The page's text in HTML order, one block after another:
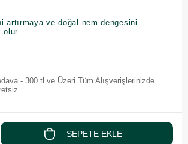
artırmaya ve doğal nem dengesini
olur.
- 300 tl ve Üzeri Tüm Alışverişlerinizde